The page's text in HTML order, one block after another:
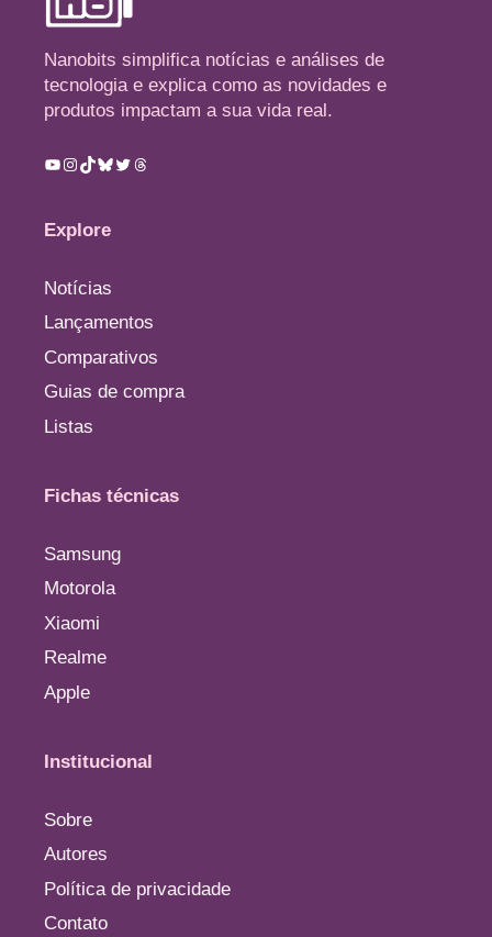
Nanobits simplifica notícias e análises de
tecnologia e explica como as novidades e
produtos impactam a sua vida real.
Youtube
Instagram
TikTok
Bluesky
TwitterThreads
Explore
Notícias
Lançamentos
Comparativos
Guias de compra
Listas
Fichas técnicas
Samsung
Motorola
Xiaomi
Realme
Apple
Institucional
Sobre
Autores
Política de privacidade
Contato